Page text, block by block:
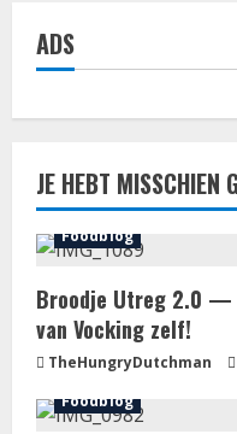
ADS
JE HEBT MISSCHIEN
Foodblog
Broodje Utreg 2.0 —
van Vocking zelf!
TheHungryDutchman
Foodblog